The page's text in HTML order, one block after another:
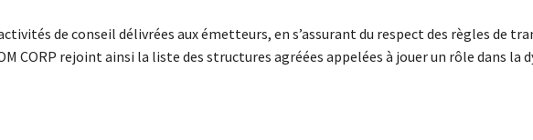
de conseil délivrées aux émetteurs, en s’assurant du respect des règles de
CORP rejoint ainsi la liste des structures agréées appelées à jouer un rôle dans la